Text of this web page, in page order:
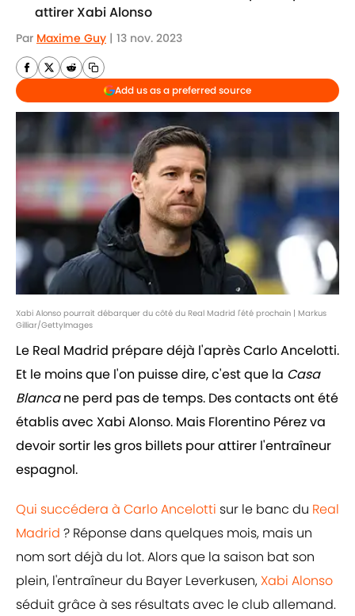
attirer Xabi Alonso
Par Maxime Guy | 13 nov. 2023
Add us as a preferred source
Xabi Alonso pourrait débarquer du côté du Real Madrid l'été prochain | Markus
Gilliar/GettyImages
Le Real Madrid prépare déjà l'après Carlo Ancelotti.
Et le moins que l'on puisse dire, c'est que la Casa
Blancane perd pas de temps. Des contacts ont été
établis avec Xabi Alonso. Mais Florentino Pérez va
devoir sortir les gros billets pour attirer l'entraîneur
espagnol.
Qui succédera à Carlo Ancelotti sur le banc du Real
Madrid ? Réponse dans quelques mois, mais un
nom sort déjà du lot. Alors que la saison bat son
plein, l'entraîneur du Bayer Leverkusen,Xabi Alonso
séduit grâce à ses résultats avec le club allemand.